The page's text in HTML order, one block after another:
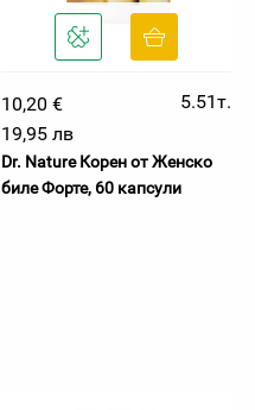
10,20 €
5.51т.
19,95 лв
Dr. Nature Корен от Женско
биле Форте, 60 капсули